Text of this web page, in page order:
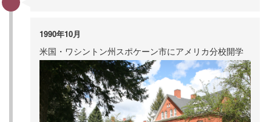
1990年10月
米国・ワシントン州スポケーン市にアメリカ分校開学